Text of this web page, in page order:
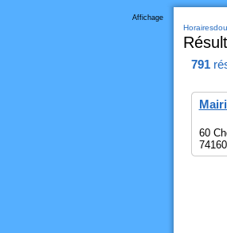
Affichage
791
60